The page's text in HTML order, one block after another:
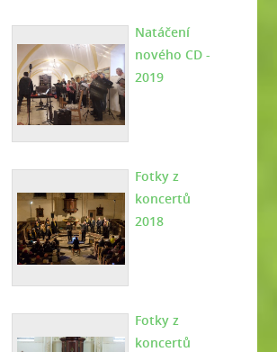
Natáčení
nového CD -
2019
Fotky z
koncertů
2018
Fotky z
koncertů